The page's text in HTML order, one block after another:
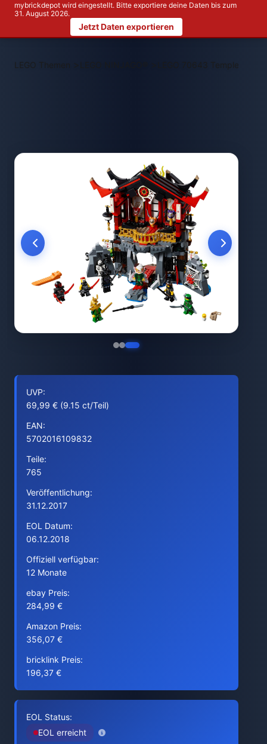
mybrickdepot wird eingestellt. Bitte exportiere deine Daten bis zum
31. August 2026.
Jetzt Daten exportieren
LEGO Themen > LEGO 70643 Temple of
UVP:
69,99 € (9.15 ct/Teil)
EAN:
5702016109832
Teile:
765
Veröffentlichung:
31.12.2017
EOL Datum:
06.12.2018
Offiziell verfügbar:
12 Monate
ebay Preis:
284,99 €
Amazon Preis:
356,07 €
bricklink Preis:
196,37 €
EOL Status:
EOL erreicht